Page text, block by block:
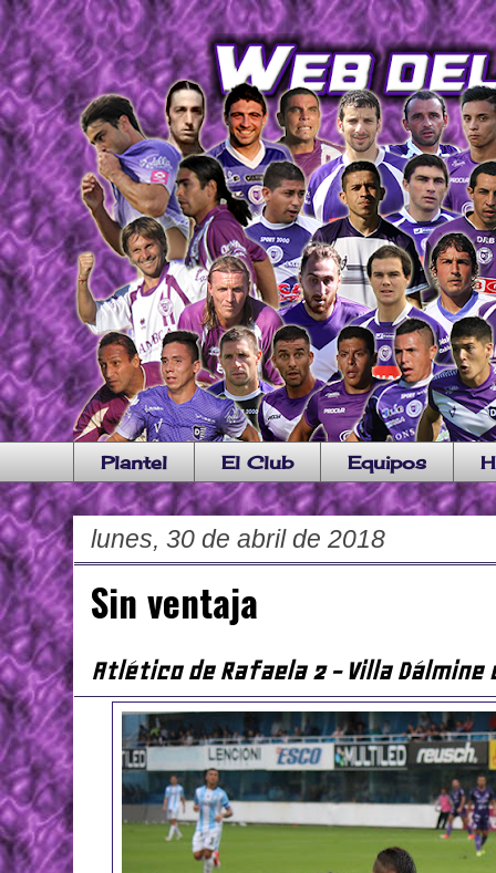
Plantel El Club Equipos
lunes, 30 de abril de 2018
Sin ventaja
Atlético de Rafaela 2 - Villa Dálmine